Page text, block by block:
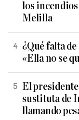
los incendios
Melilla
¿Qué falta
«Ella no se
El
sustituta de
llamando